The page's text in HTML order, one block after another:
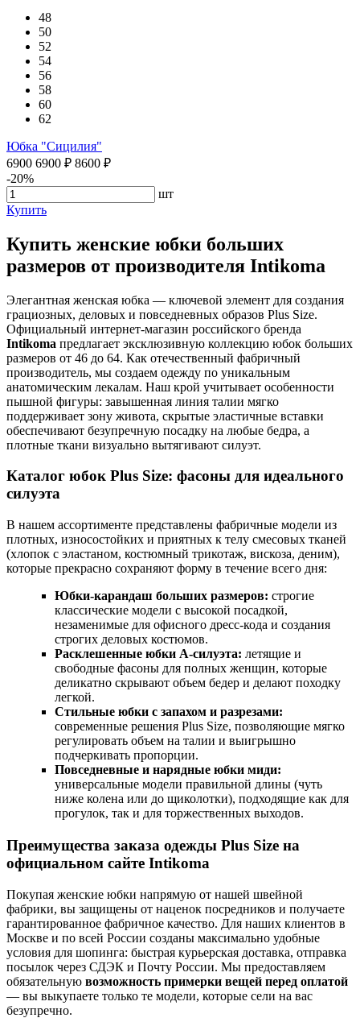
48
50
52
54
56
58
60
62
Юбка "Сицилия"
6900 6900 ₽ 8600 ₽
-20%
шт
Купить
Купить женские юбки больших
размеров от производителя Intikoma
Элегантная женская юбка — ключевой элемент для создания
грациозных, деловых и повседневных образов Plus Size.
Официальный интернет-магазин российского бренда
Intikoma предлагает эксклюзивную коллекцию юбок больших
размеров от 46 до 64. Как отечественный фабричный
производитель, мы создаем одежду по уникальным
анатомическим лекалам. Наш крой учитывает особенности
пышной фигуры: завышенная линия талии мягко
поддерживает зону живота, скрытые эластичные вставки
обеспечивают безупречную посадку на любые бедра, а
плотные ткани визуально вытягивают силуэт.
Каталог юбок Plus Size: фасоны для идеального
силуэта
В нашем ассортименте представлены фабричные модели из
плотных, износостойких и приятных к телу смесовых тканей
(хлопок с эластаном, костюмный трикотаж, вискоза, деним),
которые прекрасно сохраняют форму в течение всего дня:
Юбки-карандаш больших размеров: строгие
классические модели с высокой посадкой,
незаменимые для офисного дресс-кода и создания
строгих деловых костюмов.
Расклешенные юбки А-силуэта: летящие и
свободные фасоны для полных женщин, которые
деликатно скрывают объем бедер и делают походку
легкой.
Стильные юбки с запахом и разрезами:
современные решения Plus Size, позволяющие мягко
регулировать объем на талии и выигрышно
подчеркивать пропорции.
Повседневные и нарядные юбки миди:
универсальные модели правильной длины (чуть
ниже колена или до щиколотки), подходящие как для
прогулок, так и для торжественных выходов.
Преимущества заказа одежды Plus Size на
официальном сайте Intikoma
Покупая женские юбки напрямую от нашей швейной
фабрики, вы защищены от наценок посредников и получаете
гарантированное фабричное качество. Для наших клиентов в
Москве и по всей России созданы максимально удобные
условия для шопинга: быстрая курьерская доставка, отправка
посылок через СДЭК и Почту России. Мы предоставляем
обязательную возможность примерки вещей перед оплатой
— вы выкупаете только те модели, которые сели на вас
безупречно.